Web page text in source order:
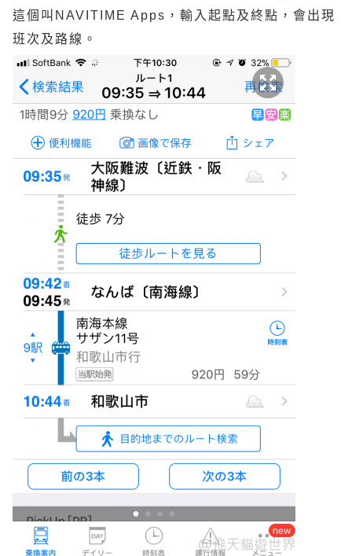
這個叫NAVITIME Apps，輸入起點及終點，會出現
班次及路線。